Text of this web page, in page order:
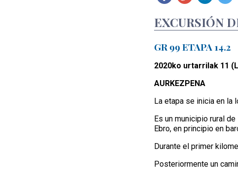
EXCURSIÓN
GR 99 ETAPA 14.2
2020ko urtarrilak 11
AURKEZPENA
La etapa se inicia en la
Es un municipio rural
Ebro, en principio en
Durante el primer
Posteriormente un